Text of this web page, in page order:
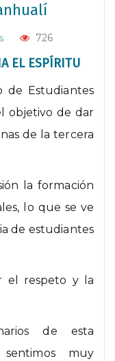
726
EL ESPÍRITU
de Estudiantes
objetivo de dar
de la tercera
la formación
lo que se ve
de estudiantes
el respeto y la
de esta
muy